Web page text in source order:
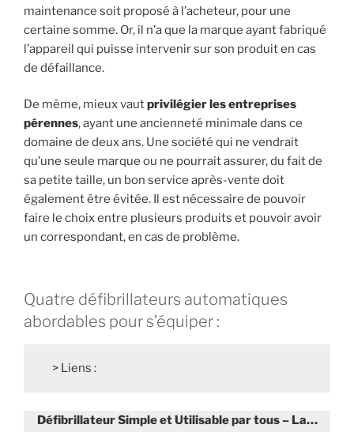
maintenance soit proposé à l’acheteur, pour une
certaine somme. Or, il n’a que la marque ayant fabriqué
l’appareil qui puisse intervenir sur son produit en cas
de défaillance.
De même, mieux vautprivilégier les entreprises
pérennes, ayant une ancienneté minimale dans ce
domaine de deux ans. Une société qui ne vendrait
qu’une seule marque ou ne pourrait assurer, du fait de
sa petite taille, un bon service après-vente doit
également être évitée. Il est nécessaire de pouvoir
faire le choix entre plusieurs produits et pouvoir avoir
un correspondant, en cas de problème.
Quatre défibrillateurs automatiques
abordables pour s’équiper :
> Liens :
Défibrillateur Simple et Utilisable par tous – La…